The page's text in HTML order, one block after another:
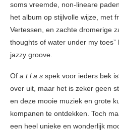
soms vreemde, non-lineare
het album op stijlvolle wijze, met
Vertessen, en zachte dromerige
thoughts of water under my
jazzy groove.
Of a t l a s spek voor ieders bek
over uit, maar het is zeker geen
en deze mooie muziek en grote
kompanen te ontdekken. Toch
een heel unieke en wonderlijk